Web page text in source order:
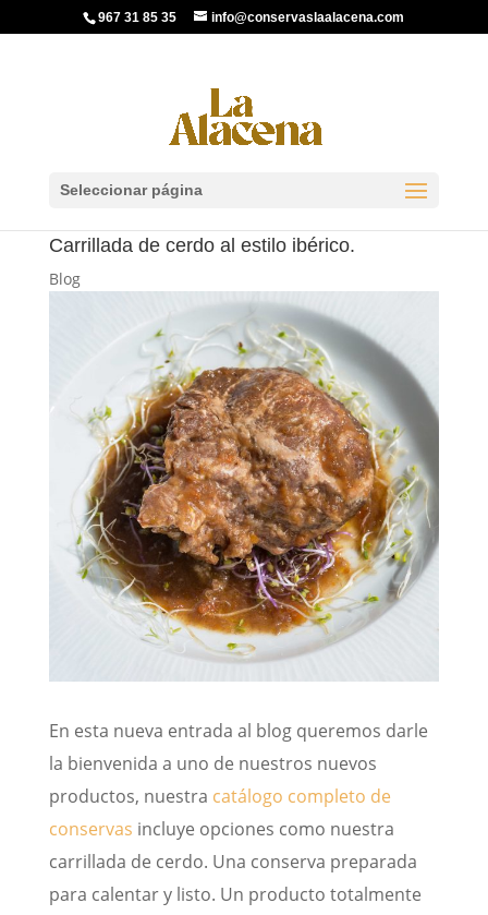
967 31 85 35 info@conservaslaalacena.com
Seleccionar página
Carrillada de cerdo al estilo ibérico.
Blog
En esta nueva entrada al blog queremos darle
la bienvenida a uno de nuestros nuevos
productos, nuestra catálogo completo de
conservas incluye opciones como nuestra
carrillada de cerdo. Una conserva preparada
para calentar y listo. Un producto totalmente